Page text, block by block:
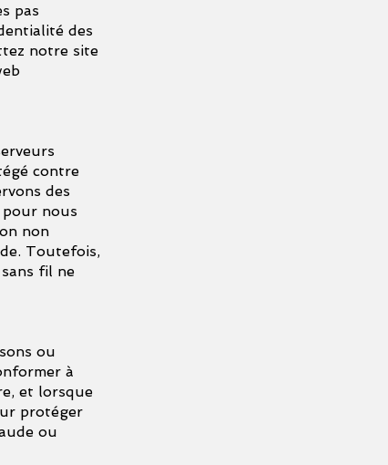
pas
des
notre site
contre
des
pour nous
non
Toutefois,
fil ne
ou
à
et lorsque
protéger
ou